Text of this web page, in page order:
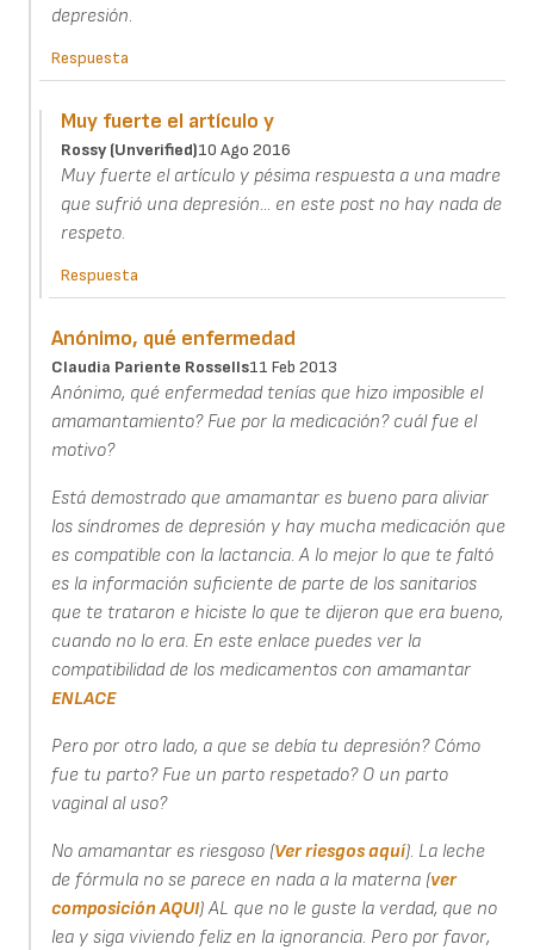
depresión.
Respuesta
Muy fuerte el artículo y
Rossy (unverified)10 Ago 2016
Muy fuerte el artículo y pésima respuesta a una madre
que sufrió una depresión... en este post no hay nada de
respeto.
Respuesta
Anónimo, qué enfermedad
Claudia Pariente Rossells11 Feb 2013
Anónimo, qué enfermedad tenías que hizo imposible el
amamantamiento? Fue por la medicación? cuál fue el
motivo?
Está demostrado que amamantar es bueno para aliviar
los síndromes de depresión y hay mucha medicación que
es compatible con la lactancia. A lo mejor lo que te faltó
es la información suficiente de parte de los sanitarios
que te trataron e hiciste lo que te dijeron que era bueno,
cuando no lo era. En este enlace puedes ver la
compatibilidad de los medicamentos con amamantar
ENLACE
Pero por otro lado, a que se debía tu depresión? Cómo
fue tu parto? Fue un parto respetado? O un parto
vaginal al uso?
No amamantar es riesgoso (Ver riesgos aquí). La leche
de fórmula no se parece en nada a la materna (ver
composición AQUI) AL que no le guste la verdad, que no
lea y siga viviendo feliz en la ignorancia. Pero por favor,